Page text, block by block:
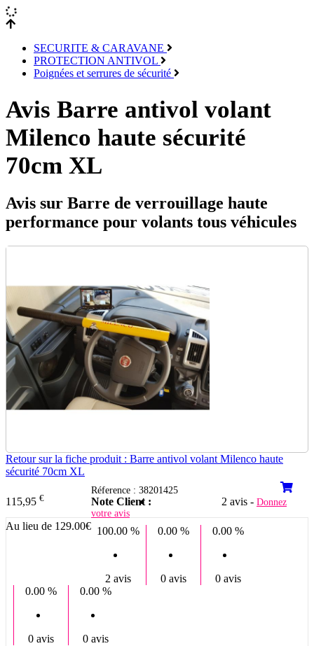
SECURITE & CARAVANE
PROTECTION ANTIVOL
Poignées et serrures de sécurité
Avis Barre antivol volant
Milenco haute sécurité
70cm XL
Avis sur Barre de verrouillage haute
performance pour volants tous véhicules
Retour sur la fiche produit : Barre antivol volant Milenco haute
sécurité 70cm XL
115,95 €
Au lieu de 129.00€
Réference : 38201425
Note Client : 2 avis - Donnez
votre avis
100.00 %
2 avis
0.00 %
0 avis
0.00 %
0 avis
0.00 %
0 avis
0.00 %
0 avis